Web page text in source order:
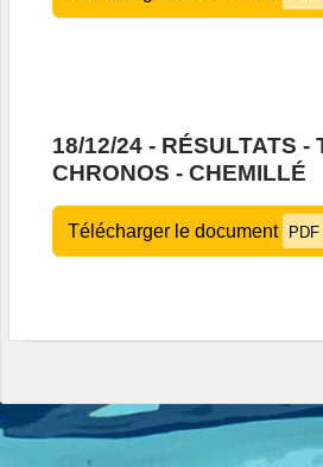
18/12/24 - RÉSULTATS -
CHRONOS - CHEMILLÉ
Télécharger le document PDF